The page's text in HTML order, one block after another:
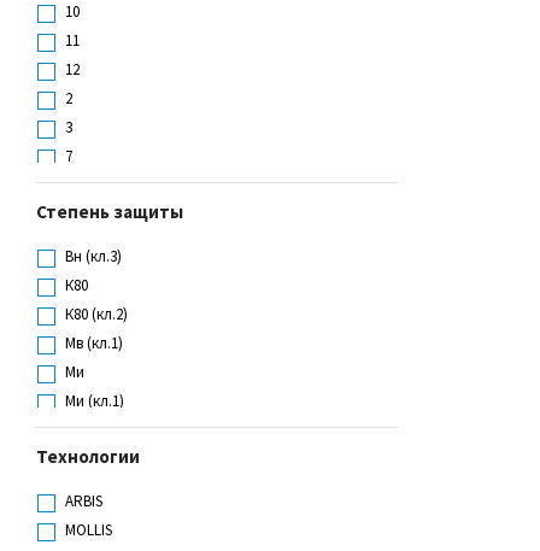
10
11
12
2
3
7
8
9
Степень защиты
Вн (кл.3)
К80
К80 (кл.2)
Мв (кл.1)
Ми
Ми (кл.1)
Мп
Нм (кл.2)
Технологии
ARBIS
MOLLIS